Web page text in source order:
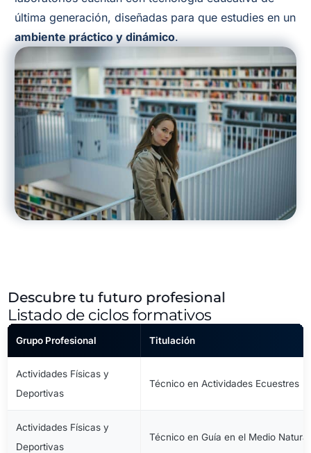
última generación, diseñadas para que estudies en un
ambiente práctico y dinámico.
Descubre tu futuro profesional
Listado de ciclos formativos
Grupo Profesional Titulación
Actividades Físicas y
Deportivas
Técnico en Actividades Ecuestres
Actividades Físicas y
Deportivas
Técnico en Guía en el Medio